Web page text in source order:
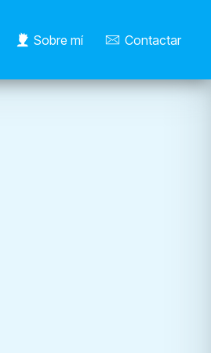
Sobre mí Contactar